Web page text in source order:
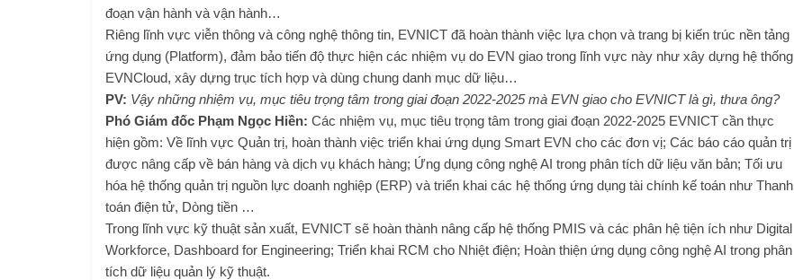
đoạn vận hành và vận hành…
Riêng lĩnh vực viễn thông và công nghệ thông tin, EVNICT đã hoàn thành việc lựa chọn và trang bị kiến ​​trúc nền tảng
ứng dụng (Platform), đảm bảo tiến độ thực hiện các nhiệm vụ do EVN giao trong lĩnh vực này như xây dựng hệ thống
EVNCloud, xây dựng trục tích hợp và dùng chung danh mục dữ liệu…
PV: Vậy những nhiệm vụ, mục tiêu trọng tâm trong giai đoạn 2022-2025 mà EVN giao cho EVNICT là gì, thưa ông?
Phó Giám đốc Phạm Ngọc Hiền: Các nhiệm vụ, mục tiêu trọng tâm trong giai đoạn 2022-2025 EVNICT cần thực
hiện gồm: Về lĩnh vực Quản trị, hoàn thành việc triển khai ứng dụng Smart EVN cho các đơn vị; Các báo cáo quản trị
được nâng cấp về bán hàng và dịch vụ khách hàng; Ứng dụng công nghệ AI trong phân tích dữ liệu văn bản; Tối ưu
hóa hệ thống quản trị nguồn lực doanh nghiệp (ERP) và triển khai các hệ thống ứng dụng tài chính kế toán như Thanh
toán điện tử, Dòng tiền …
Trong lĩnh vực kỹ thuật sản xuất, EVNICT sẽ hoàn thành nâng cấp hệ thống PMIS và các phân hệ tiện ích như Digital
Workforce, Dashboard for Engineering; Triển khai RCM cho Nhiệt điện; Hoàn thiện ứng dụng công nghệ AI trong phân
tích dữ liệu quản lý kỹ thuật.